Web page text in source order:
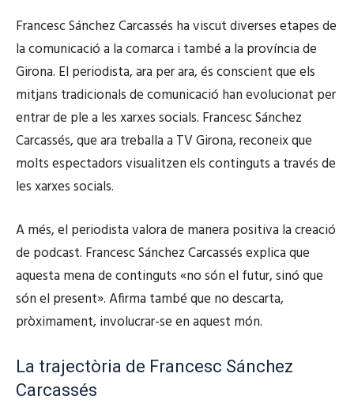
Francesc Sánchez Carcassés ha viscut diverses etapes de
la comunicació a la comarca i també a la província de
Girona. El periodista, ara per ara, és conscient que els
mitjans tradicionals de comunicació han evolucionat per
entrar de ple a les xarxes socials. Francesc Sánchez
Carcassés, que ara treballa a TV Girona, reconeix que
molts espectadors visualitzen els continguts a través de
les xarxes socials.
A més, el periodista valora de manera positiva la creació
de podcast. Francesc Sánchez Carcassés explica que
aquesta mena de continguts «no són el futur, sinó que
són el present». Afirma també que no descarta,
pròximament, involucrar-se en aquest món.
La trajectòria de Francesc Sánchez
Carcassés